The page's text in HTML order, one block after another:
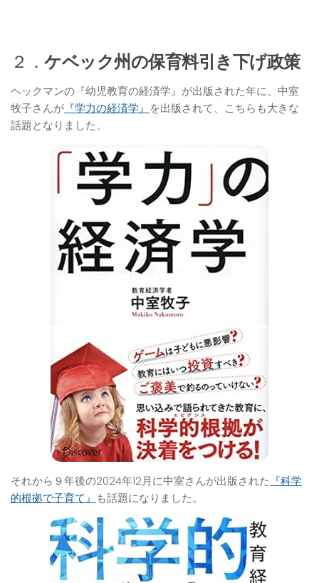
２． ケベック州の保育料引き下げ政策
ヘックマンの『幼児教育の経済学』が出版された年に、中室
牧子さんが 『学力の経済学』 を出版されて、こちらも大きな
話題となりました。
それから９年後の2024年12月に中室さんが出版された 『科学
的根拠で子育て』 も話題になりました。